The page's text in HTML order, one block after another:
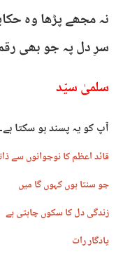
نہ مجھے پڑھا وہ
سرِ دل پہ جو بھی
سلمیٰ سیّد
آپ کو یہ پسند ہو سکتا ہے۔
قائد اعظم کا نوجوانوں سے
جو سنتا ہوں کہوں گا میں
زندگی دل کا سکوں چاہتی ہے
یادگار رات